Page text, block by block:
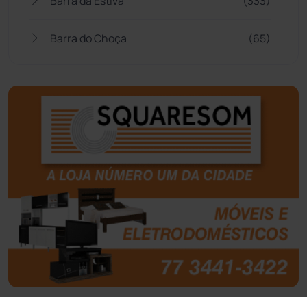
Barra do Choça (65)
Bom Jesus da Lapa (505)
Boquira (152)
Botuporã
Brasil (7679)
Brumado (31953)